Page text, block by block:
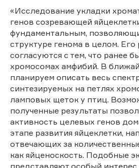
«Исследование укладки
генов созревающей
фундаментальным,
структуре генома в целом. Его
согласуются с тем, что ранее
хромосомах амфибий. В
планируем описать весь
синтезируемых на петлях
ламповых щеток у птиц.
полученные результаты
активность целевых генов
этапе развития яйцеклетки,
отвечающих за
как яйценоскость. Подобные
представляют особый интерес